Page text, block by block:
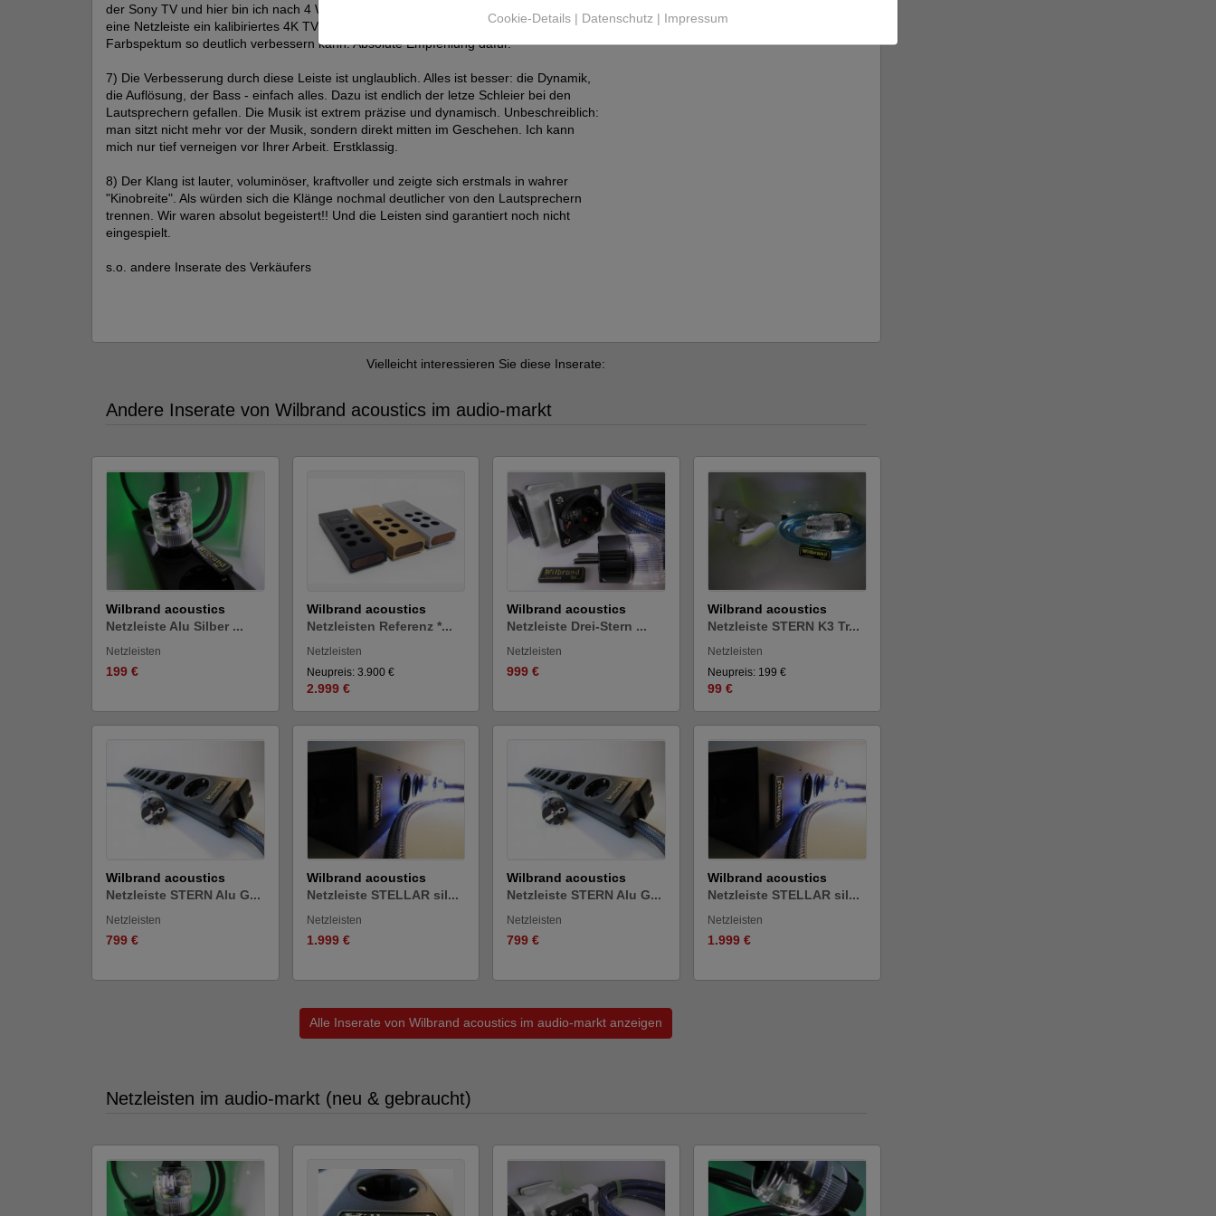
der Sony TV und hier bin ich nach 4 Wochen immer wieder auf´s Neue fasziniert wie
eine Netzleiste ein kalibiriertes 4K TV im Bezug auf Natürlichkeit, Detailschärfe und
Farbspektum so deutlich verbessern kann. Absolute Empfehlung dafür.
7) Die Verbesserung durch diese Leiste ist unglaublich. Alles ist besser: die Dynamik,
die Auflösung, der Bass - einfach alles. Dazu ist endlich der letze Schleier bei den
Lautsprechern gefallen. Die Musik ist extrem präzise und dynamisch. Unbeschreiblich:
man sitzt nicht mehr vor der Musik, sondern direkt mitten im Geschehen. Ich kann
mich nur tief verneigen vor Ihrer Arbeit. Erstklassig.
8) Der Klang ist lauter, voluminöser, kraftvoller und zeigte sich erstmals in wahrer
"Kinobreite". Als würden sich die Klänge nochmal deutlicher von den Lautsprechern
trennen. Wir waren absolut begeistert!! Und die Leisten sind garantiert noch nicht
eingespielt.
s.o. andere Inserate des Verkäufers
Vielleicht interessieren Sie diese Inserate:
Andere Inserate von Wilbrand acoustics im audio-markt
Wilbrand acoustics
Netzleiste Alu Silber ...
Netzleisten
199 €
Wilbrand acoustics
Netzleisten Referenz *...
Netzleisten
Neupreis: 3.900 €
2.999 €
Wilbrand acoustics
Netzleiste Drei-Stern ...
Netzleisten
999 €
Wilbrand acoustics
Netzleiste STERN K3 Tr...
Netzleisten
Neupreis: 199 €
99 €
Wilbrand acoustics
Netzleiste STERN Alu G...
Netzleisten
799 €
Wilbrand acoustics
Netzleiste STELLAR sil...
Netzleisten
1.999 €
Wilbrand acoustics
Netzleiste STERN Alu G...
Netzleisten
799 €
Wilbrand acoustics
Netzleiste STELLAR sil...
Netzleisten
1.999 €
Alle Inserate von Wilbrand acoustics im audio-markt anzeigen
Netzleisten im audio-markt (neu & gebraucht)
Cookie-Details | Datenschutz | Impressum